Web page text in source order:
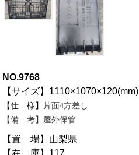
NO.9768
【サイズ】1110×1070×120(mm)
【仕 様】
片面4方差し
【備 考】 屋外保管
【置 場】山梨県
【在 庫】117